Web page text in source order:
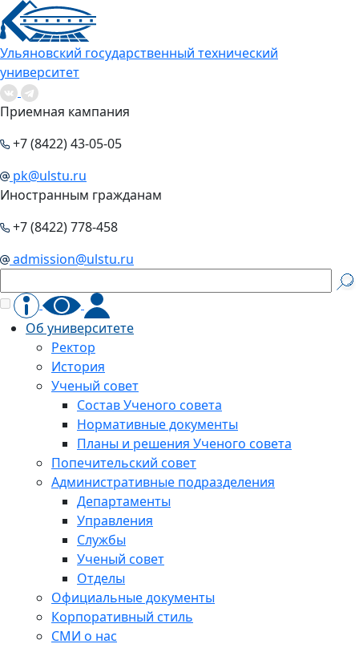
Ульяновский государственный технический
университет
Приемная кампания
+7 (8422) 43-05-05
pk@ulstu.ru
Иностранным гражданам
+7 (8422) 778-458
admission@ulstu.ru
Об университете
Ректор
История
Ученый совет
Состав Ученого совета
Нормативные документы
Планы и решения Ученого совета
Попечительский совет
Административные подразделения
Департаменты
Управления
Службы
Ученый совет
Отделы
Официальные документы
Корпоративный стиль
СМИ о нас